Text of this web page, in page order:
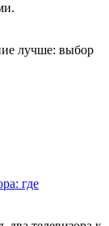
лучше: выбор
где